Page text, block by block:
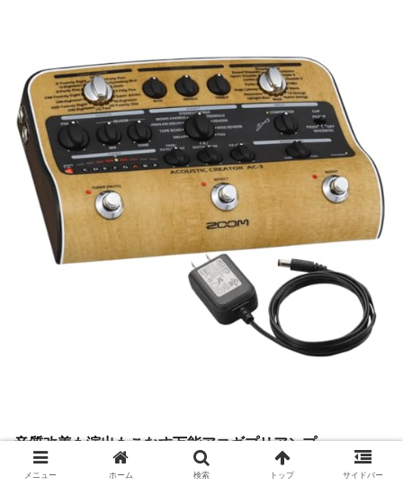
音質改善も演出もこなす万能アコギプリアンプ
メニュー ホーム 検索 トップ サイドバー